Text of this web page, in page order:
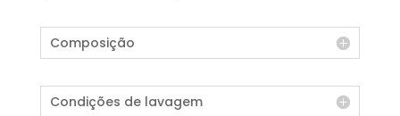
Composição
Condições de lavagem